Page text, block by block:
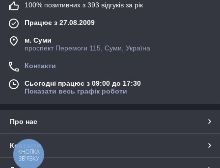
100% позитивних з 393 відгуків за рік
Працює з 27.08.2009
м. Суми
проспект Перемоги 115, Суми, Україна
Контакти
Сьогодні працює з 09:00 до 17:30
Показати весь графік роботи
Про нас
Контакти
КНОПКА
ЗВ'ЯЗКУ